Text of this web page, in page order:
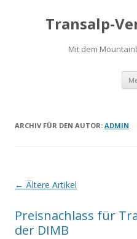
Transalp-
Mit dem
ARCHIV FÜR DEN AUTOR: ADMIN
Artikel-
← Ältere Artikel
Preisnachlass für
der DIMB